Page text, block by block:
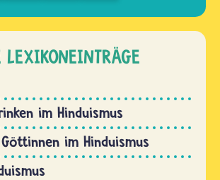
LEXIKONEINTRÄGE
im Hinduismus
im Hinduismus